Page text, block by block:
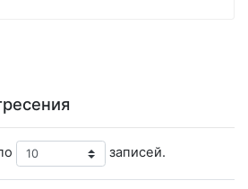
записей.